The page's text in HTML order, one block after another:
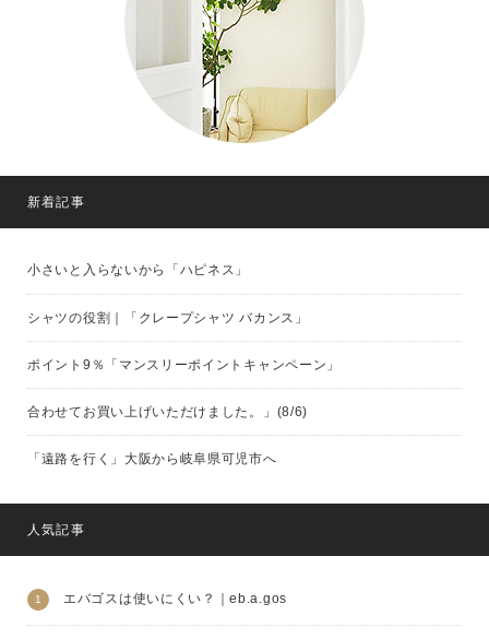
新着記事
小さいと入らないから「ハピネス」
シャツの役割｜「クレープシャツ バカンス」
ポイント9％「マンスリーポイントキャンペーン」
合わせてお買い上げいただけました。」(8/6)
「遠路を行く」大阪から岐阜県可児市へ
人気記事
エバゴスは使いにくい？｜eb.a.gos